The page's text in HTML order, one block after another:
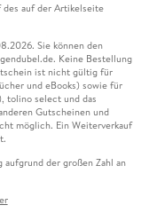
des auf der Artikelseite
Sie können den
Keine Bestellung
ist nicht gültig für
und eBooks) sowie für
tolino select und das
Gutscheinen und
möglich. Ein Weiterverkauf
der großen Zahl an